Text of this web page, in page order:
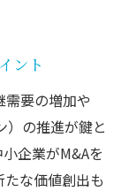
ント
要の増加や
）の推進が鍵と
企業がM&Aを
な価値創出も